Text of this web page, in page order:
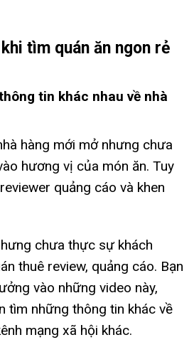
tìm quán ăn ngon rẻ
tin khác nhau về nhà
hàng mới mở nhưng chưa
hương vị của món ăn. Tuy
quảng cáo và khen
chưa thực sự khách
thuê review, quảng cáo. Bạn
vào những video này,
tìm những thông tin khác về
mạng xã hội khác.